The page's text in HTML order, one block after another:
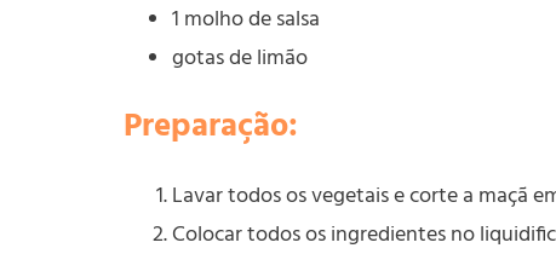
1 molho de salsa
gotas de limão
Preparação:
Lavar todos os vegetais e corte a maçã
Colocar todos os ingredientes no